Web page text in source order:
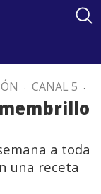
. CANAL 5 .
a toda
una receta